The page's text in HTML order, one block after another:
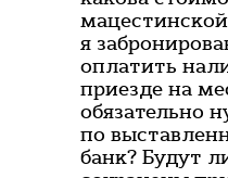
я
оплатить
приезде на
обязательно
по
банк? Будут